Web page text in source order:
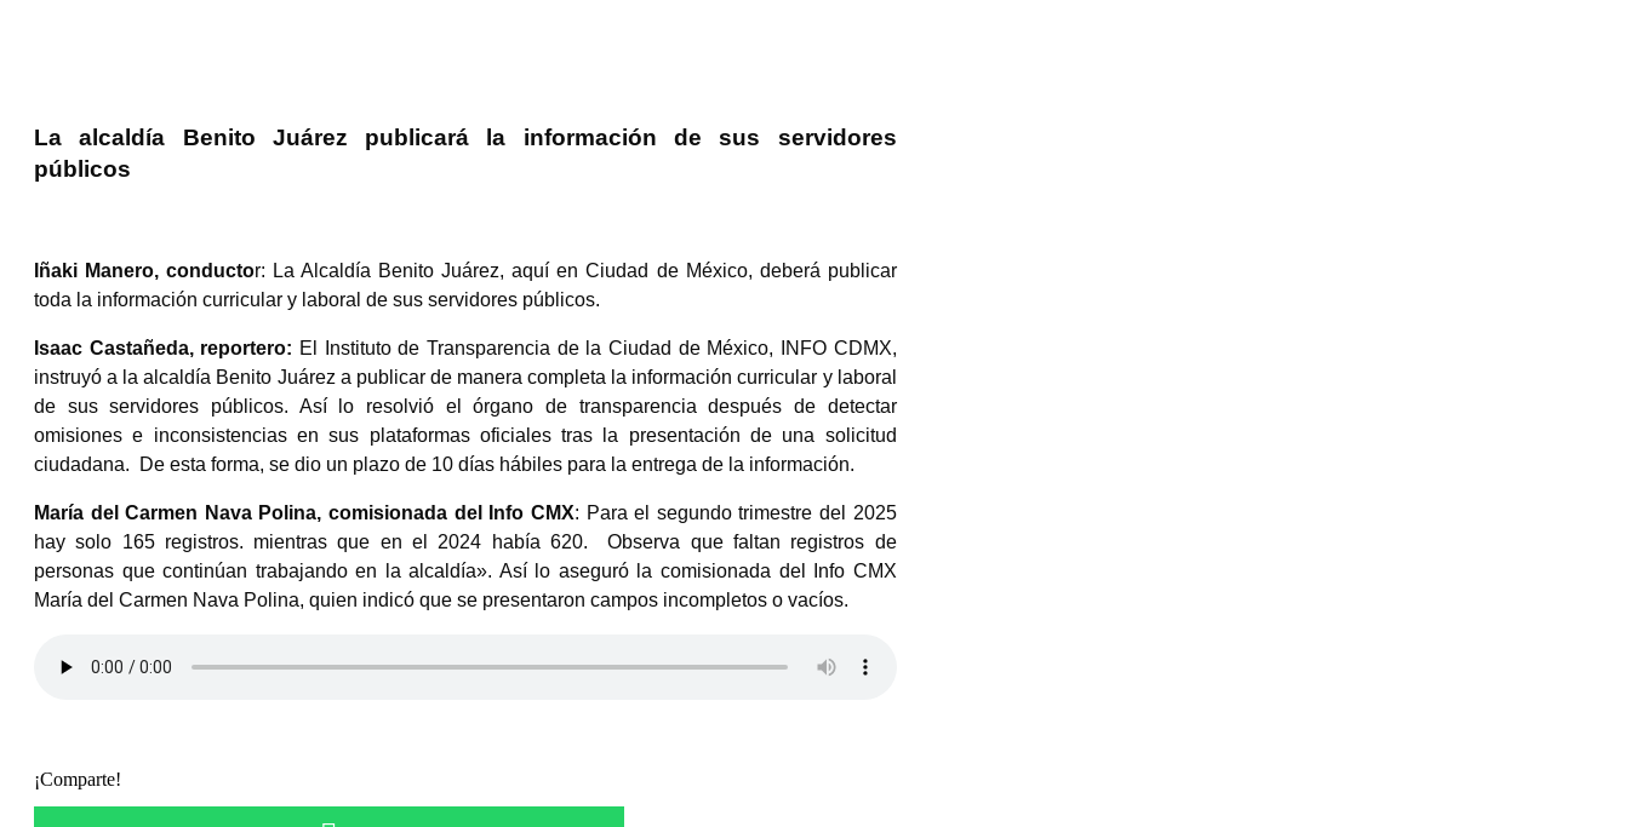
La alcaldía Benito Juárez publicará la información de sus servidores
públicos
Iñaki Manero, conductor: La Alcaldía Benito Juárez, aquí en Ciudad de México, deberá publicar
toda la información curricular y laboral de sus servidores públicos.
Isaac Castañeda, reportero: El Instituto de Transparencia de la Ciudad de México, INFO CDMX,
instruyó a la alcaldía Benito Juárez a publicar de manera completa la información curricular y laboral
de sus servidores públicos. Así lo resolvió el órgano de transparencia después de detectar
omisiones e inconsistencias en sus plataformas oficiales tras la presentación de una solicitud
ciudadana. De esta forma, se dio un plazo de 10 días hábiles para la entrega de la información.
María del Carmen Nava Polina, comisionada del Info CMX: Para el segundo trimestre del 2025
hay solo 165 registros. mientras que en el 2024 había 620. Observa que faltan registros de
personas que continúan trabajando en la alcaldía». Así lo aseguró la comisionada del Info CMX
María del Carmen Nava Polina, quien indicó que se presentaron campos incompletos o vacíos.
¡Comparte!